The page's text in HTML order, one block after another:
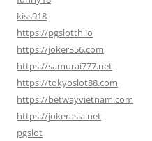
kiss918
https://pgslotth.io
https://joker356.com
https://samurai777.net
https://tokyoslot88.com
https://betwayvietnam.com
https://jokerasia.net
pgslot